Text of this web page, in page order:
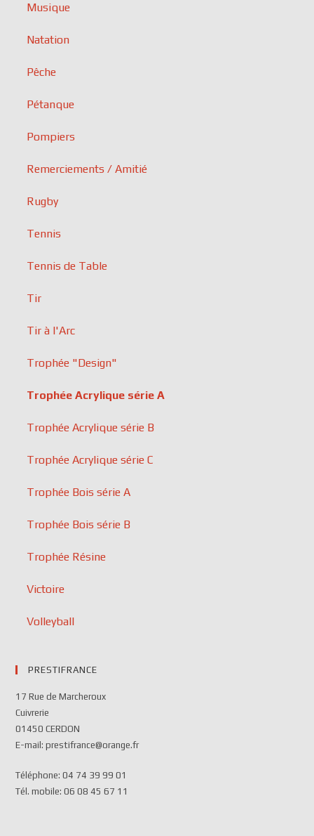
Musique
Natation
Pêche
Pétanque
Pompiers
Remerciements / Amitié
Rugby
Tennis
Tennis de Table
Tir
Tir à l'Arc
Trophée "Design"
Trophée Acrylique série A
Trophée Acrylique série B
Trophée Acrylique série C
Trophée Bois série A
Trophée Bois série B
Trophée Résine
Victoire
Volleyball
PRESTIFRANCE
17 Rue de Marcheroux
Cuivrerie
01450 CERDON
E-mail: prestifrance@orange.fr
Téléphone: 04 74 39 99 01
Tél. mobile: 06 08 45 67 11